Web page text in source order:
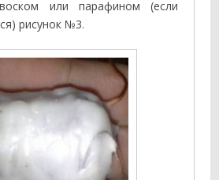
или парафином (если
рисунок №3.